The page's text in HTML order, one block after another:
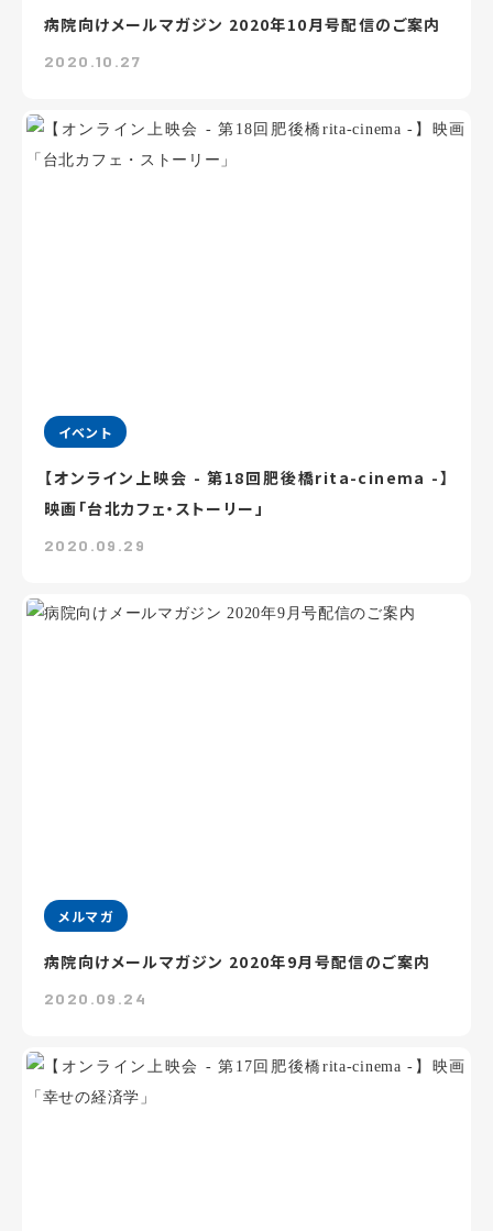
病院向けメールマガジン 2020年10月号配信のご案内
2020.10.27
イベント
【オンライン上映会 - 第18回肥後橋rita-cinema -】
映画「台北カフェ・ストーリー」
2020.09.29
メルマガ
病院向けメールマガジン 2020年9月号配信のご案内
2020.09.24